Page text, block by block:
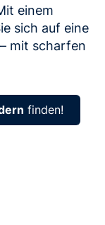
einem
sich auf eine
mit scharfen
finden!